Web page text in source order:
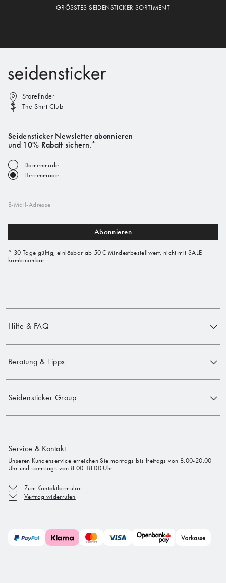
GRÖSSTES SEIDENSTICKER SORTIMENT
Storefinder
The Shirt Club
Seidensticker Newsletter abonnieren
und 10% Rabatt sichern.*
Damenmode
Herrenmode
E-Mail-Adresse
Abonnieren
* 30 Tage gültig, einlösbar ab 50 € Mindestbestellwert, nicht mit SALE
kombinierbar.
Hilfe & FAQ
Beratung & Tipps
Seidensticker Group
Service & Kontakt
Unseren Kundenservice erreichen Sie montags bis freitags von 8.00-20.00
Uhr und samstags von 8.00-18.00 Uhr.
Zum Kontaktformular
Vertrag widerrufen